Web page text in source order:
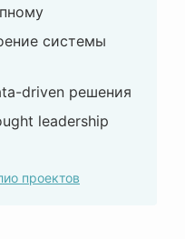
системы
driven решения
leadership
проектов